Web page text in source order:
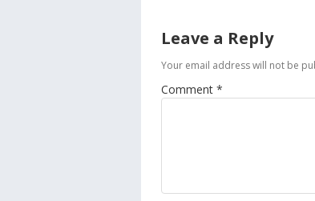
Leave a Reply
Your email address will not be
Comment *